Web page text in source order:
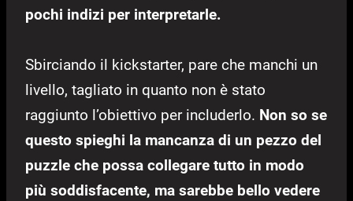
pochi indizi per interpretarle.
Sbirciando il kickstarter, pare che manchi un
livello, tagliato in quanto non è stato
raggiunto l’obiettivo per includerlo. Non so se
questo spieghi la mancanza di un pezzo del
puzzle che possa collegare tutto in modo
più soddisfacente, ma sarebbe bello vedere